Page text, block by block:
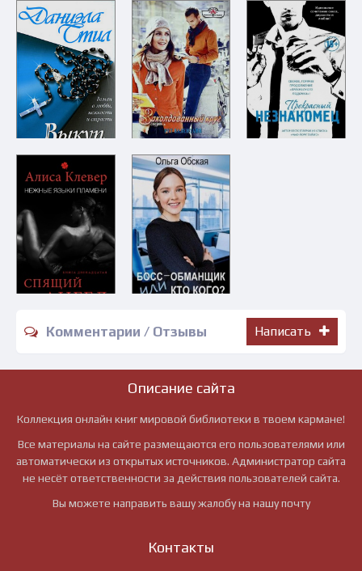
Комментарии / Отзывы Написать
Описание сайта
Коллекция онлайн книг мировой библиотеки в твоем кармане!
Все материалы на сайте размещаются его пользователями или
автоматически из открытых источников. Администратор сайта
не несёт ответственности за действия пользователей сайта.
Вы можете направить вашу жалобу на нашу почту
Контакты